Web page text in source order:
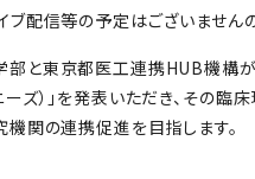
ブ配信等の予定はございません
部と東京都医工連携HUB機構
ーズ）」を発表いただき、その
機関の連携促進を目指します。